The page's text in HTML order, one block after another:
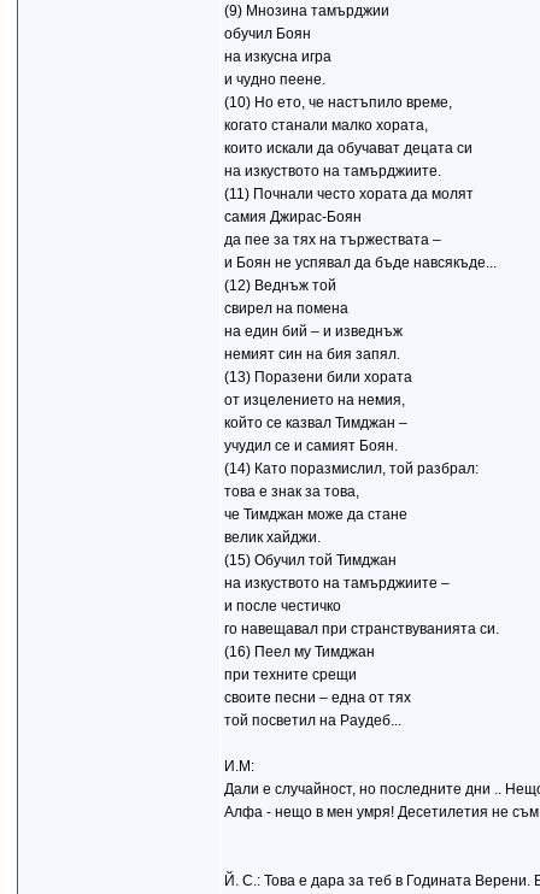
(9) Мнозина тамърджии
обучил Боян
на изкусна игра
и чудно пеене.
(10) Но ето, че настъпило време,
когато станали малко хората,
които искали да обучават децата си
на изкуството на тамърджиите.
(11) Почнали често хората да молят
самия Джирас-Боян
да пее за тях на тържествата –
и Боян не успявал да бъде навсякъде...
(12) Веднъж той
свирел на помена
на един бий – и изведнъж
немият син на бия запял.
(13) Поразени били хората
от изцелението на немия,
който се казвал Тимджан –
учудил се и самият Боян.
(14) Като поразмислил, той разбрал:
това е знак за това,
че Тимджан може да стане
велик хайджи.
(15) Обучил той Тимджан
на изкуството на тамърджиите –
и после честичко
го навещавал при странствуванията си.
(16) Пеел му Тимджан
при техните срещи
своите песни – една от тях
той посветил на Раудеб...
И.М:
Дали е случайност, но последните дни ..
Алфа - нещо в мен умря! Десетилетия не съм
Й. С.: Това е дара за теб в Годината